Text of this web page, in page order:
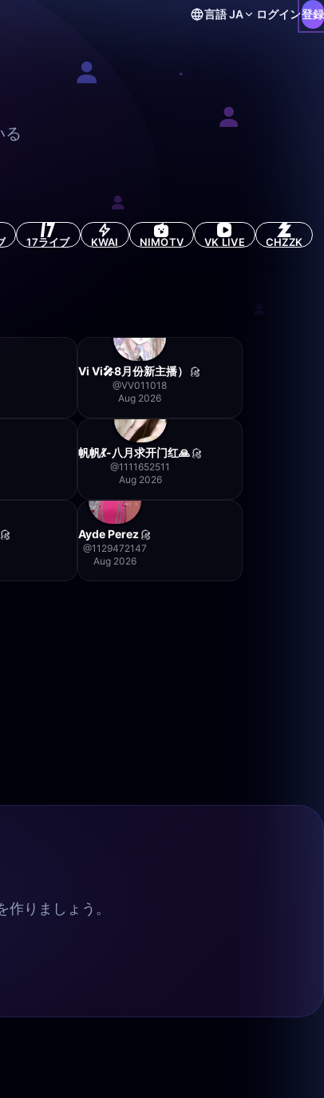
言語JA ログイン登録
る
17ライブ KWAI NIMOTV VK LIVE
CHZZK
Vi Vi🎤8月份新主播）
@VV011018
Aug 2026
帆帆💃-八月求开门红🙏
@1111652511
Aug 2026
Ayde Perez
@1129472147
Aug 2026
りましょう。